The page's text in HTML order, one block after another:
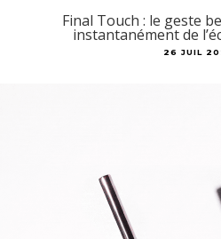
Final Touch : le geste
instantanément de
26 JUIL